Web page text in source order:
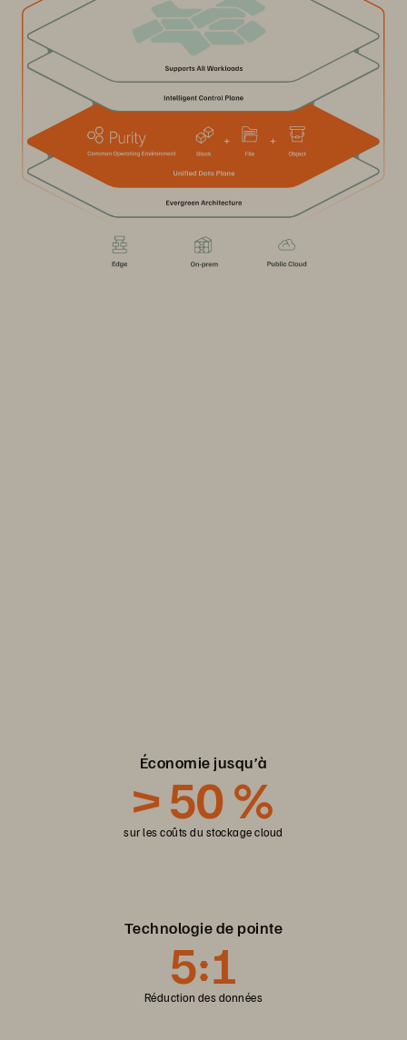
Économie jusqu’à
> 50 %
sur les coûts du stockage cloud
Technologie de pointe
5:1
Réduction des données